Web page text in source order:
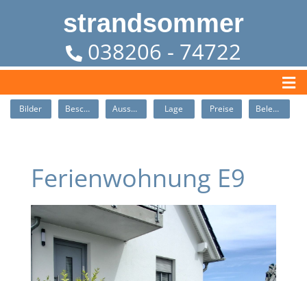
strandsommer
038206 - 74722
Bilder Beschreibung Ausstattung Lage Preise Belegung
Ferienwohnung E9